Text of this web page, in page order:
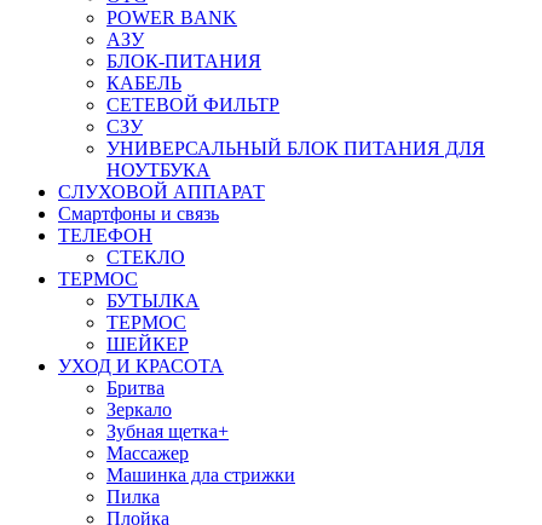
POWER BANK
АЗУ
БЛОК-ПИТАНИЯ
КАБЕЛЬ
СЕТЕВОЙ ФИЛЬТР
СЗУ
УНИВЕРСАЛЬНЫЙ БЛОК ПИТАНИЯ ДЛЯ
НОУТБУКА
СЛУХОВОЙ АППАРАТ
Смартфоны и связь
ТЕЛЕФОН
СТЕКЛО
ТЕРМОС
БУТЫЛКА
ТЕРМОС
ШЕЙКЕР
УХОД И КРАСОТА
Бритва
Зеркало
Зубная щетка+
Массажер
Машинка дла стрижки
Пилка
Плойка